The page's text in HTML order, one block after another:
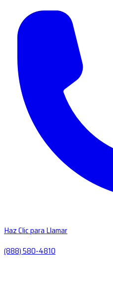
Haz Clic para Llamar
(888) 580-4810